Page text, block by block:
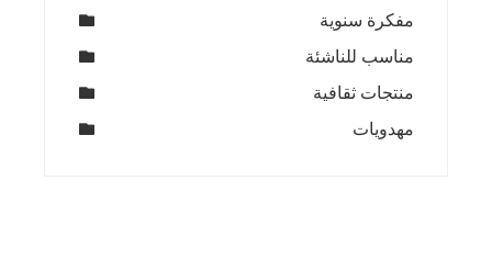
مفكرة سنوية
مناسب للناشئة
منتجات ثقافية
مهدويات